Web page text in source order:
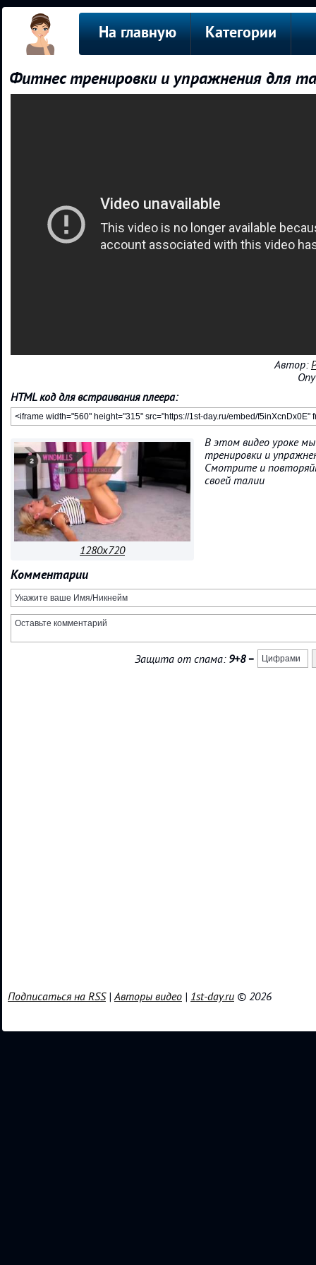
На главную Категории
Фитнес тренировки и упражнения для
Автор:
HTML код для встраивания плеера:
1280x720
В этом видео уроке
тренировки и
Смотрите и
своей талии
Комментарии
Защита от спама: 9+8=
Подписаться на RSS|Авторы видео | 1st-day.ru © 2026